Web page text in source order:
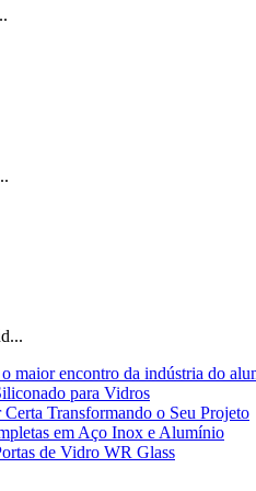
maior encontro da indústria do
para Vidros
Transformando o Seu Projeto
em Aço Inox e Alumínio
de Vidro WR Glass